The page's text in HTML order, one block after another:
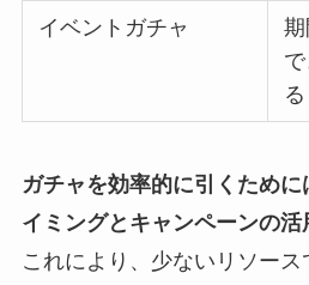
イベントガチャ
る
ガチャを効率的に引くため
イミングとキャンペーンの活
これにより、少ないリソー